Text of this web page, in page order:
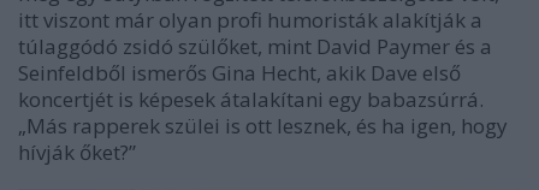
itt viszont már olyan profi humoristák alakítják a
túlaggódó zsidó szülőket, mint David Paymer és a
Seinfeldből ismerős Gina Hecht, akik Dave első
koncertjét is képesek átalakítani egy babazsúrrá.
„Más rapperek szülei is ott lesznek, és ha igen, hogy
hívják őket?”